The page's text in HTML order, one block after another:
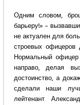
Одним словом,
барьеру!» –
не актуален для
строевых офицеров
Нормальный офицер
направо, делая
достоинство, а
сделали наши
лейтенант